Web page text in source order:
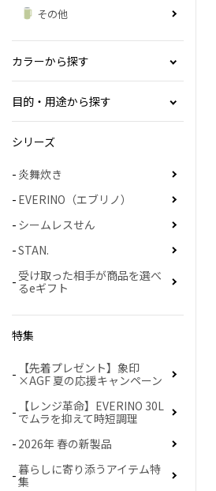
その他
カラーから探す
目的・用途から探す
シリーズ
炎舞炊き
EVERINO（エブリノ）
シームレスせん
STAN.
受け取った相手が商品を選べ
るeギフト
特集
【先着プレゼント】象印
×AGF 夏の応援キャンペーン
【レンジ革命】EVERINO 30L
でムラを抑えて時短調理
2026年 春の新製品
暮らしに寄り添うアイテム特
集